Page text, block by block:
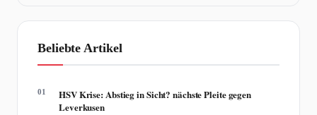
Beliebte Artikel
01
HSV Krise: Abstieg in Sicht? nächste Pleite gegen
Leverkusen